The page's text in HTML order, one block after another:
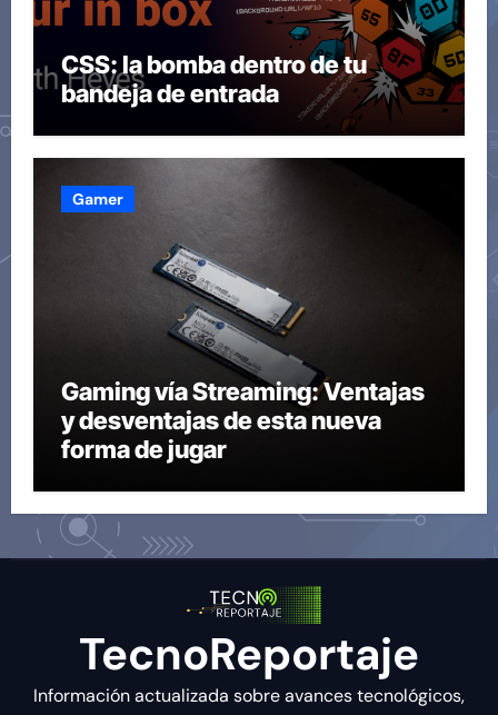
CSS: la bomba dentro de tu
bandeja de entrada
Gamer
Gaming vía Streaming: Ventajas
y desventajas de esta nueva
forma de jugar
TecnoReportaje
Información actualizada sobre avances tecnológicos,